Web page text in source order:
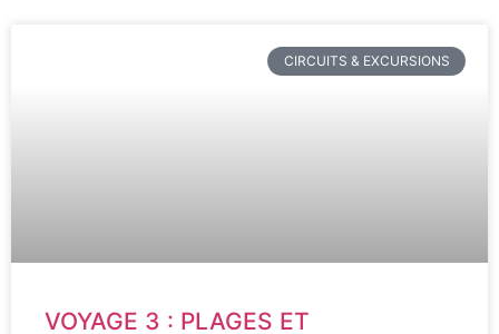
CIRCUITS & EXCURSIONS
VOYAGE 3 : PLAGES ET